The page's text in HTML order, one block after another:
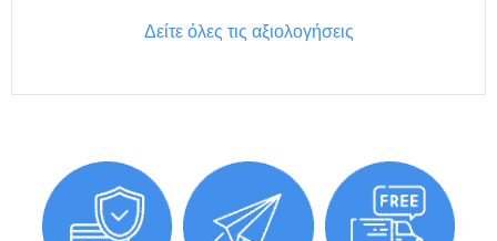
Δείτε όλες τις αξιολογήσεις